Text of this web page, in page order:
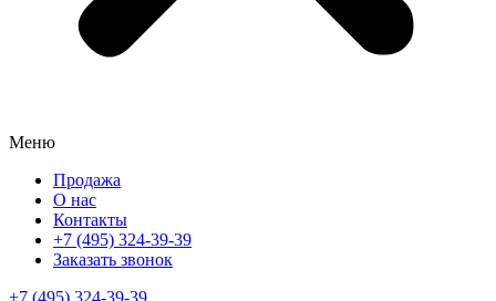
Меню
Продажа
О нас
Контакты
+7 (495) 324-39-39
Заказать звонок
+7 (495) 324-39-39